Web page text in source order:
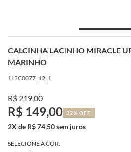
CALCINHA LACINHO MIRACLE
MARINHO
1L3C0077_12_1
R$ 219,00
R$ 149,00 32% OFF
2X de R$ 74,50 sem juros
SELECIONE A COR: